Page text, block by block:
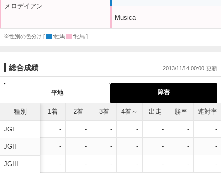
メロデイアン
Musica
※性別の色分け [ :牡馬 :牝馬 ]
総合成績 2013/11/14 00:00
平地 障害
種別
JGI
JGII
JGIII
1着 2着 3着 4着～ 出走 勝率 連対率
- - - - - - -
- - - - - - -
- - - - - - -